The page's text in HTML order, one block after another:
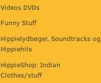
Videos DVDs
Funny Stuff
Hippielydbøger, Soundtracks og
Hippiehits
HippieShop: Indian
Clothes/stuff